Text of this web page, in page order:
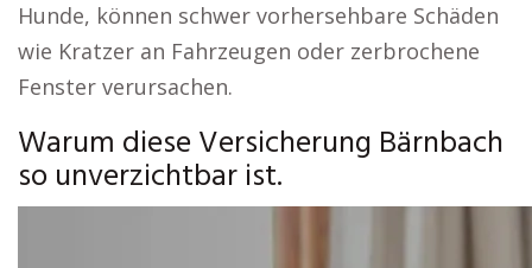
Hunde, können schwer vorhersehbare Schäden
wie Kratzer an Fahrzeugen oder zerbrochene
Fenster verursachen.
Warum diese Versicherung Bärnbach
so unverzichtbar ist.